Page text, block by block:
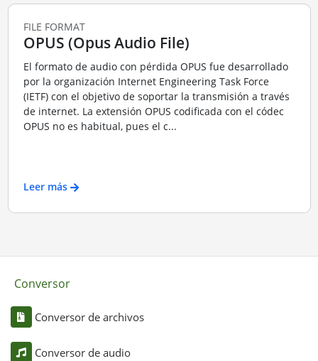
FILE FORMAT
OPUS (Opus Audio File)
El formato de audio con pérdida OPUS fue desarrollado
por la organización Internet Engineering Task Force
(IETF) con el objetivo de soportar la transmisión a través
de internet. La extensión OPUS codificada con el códec
OPUS no es habitual, pues el c...
Leer más
Conversor
Conversor de archivos
Conversor de audio